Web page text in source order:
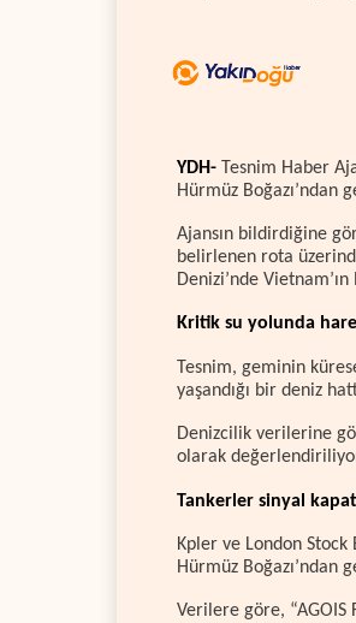
YDH- Tesnim Haber
Hürmüz Boğazı’ndan
Ajansın bildirdiğine
belirlenen rota
Denizi’nde
Kritik su yolunda
Tesnim, geminin
yaşandığı bir deniz
Denizcilik verilerine
olarak
Tankerler sinyal
Kpler ve London
Hürmüz Boğazı’ndan
Verilere göre, “AGOIS